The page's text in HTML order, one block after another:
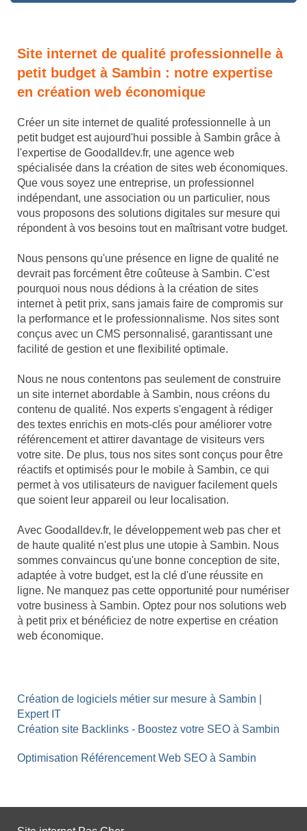
Site internet de qualité professionnelle à
petit budget à Sambin : notre expertise
en création web économique
Créer un site internet de qualité professionnelle à un
petit budget est aujourd'hui possible à Sambin grâce à
l'expertise de Goodalldev.fr, une agence web
spécialisée dans la création de sites web économiques.
Que vous soyez une entreprise, un professionnel
indépendant, une association ou un particulier, nous
vous proposons des solutions digitales sur mesure qui
répondent à vos besoins tout en maîtrisant votre budget.
Nous pensons qu'une présence en ligne de qualité ne
devrait pas forcément être coûteuse à Sambin. C'est
pourquoi nous nous dédions à la création de sites
internet à petit prix, sans jamais faire de compromis sur
la performance et le professionnalisme. Nos sites sont
conçus avec un CMS personnalisé, garantissant une
facilité de gestion et une flexibilité optimale.
Nous ne nous contentons pas seulement de construire
un site internet abordable à Sambin, nous créons du
contenu de qualité. Nos experts s'engagent à rédiger
des textes enrichis en mots-clés pour améliorer votre
référencement et attirer davantage de visiteurs vers
votre site. De plus, tous nos sites sont conçus pour être
réactifs et optimisés pour le mobile à Sambin, ce qui
permet à vos utilisateurs de naviguer facilement quels
que soient leur appareil ou leur localisation.
Avec Goodalldev.fr, le développement web pas cher et
de haute qualité n'est plus une utopie à Sambin. Nous
sommes convaincus qu'une bonne conception de site,
adaptée à votre budget, est la clé d'une réussite en
ligne. Ne manquez pas cette opportunité pour numériser
votre business à Sambin. Optez pour nos solutions web
à petit prix et bénéficiez de notre expertise en création
web économique.
Création de logiciels métier sur mesure à Sambin |
Expert IT
Création site Backlinks - Boostez votre SEO à Sambin
Optimisation Référencement Web SEO à Sambin